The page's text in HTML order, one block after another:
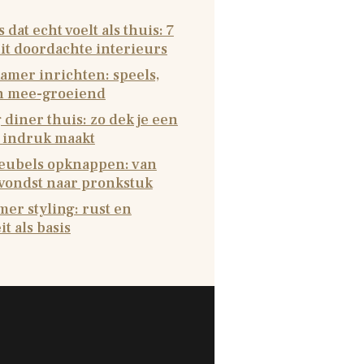
dat echt voelt als thuis: 7
doordachte interieurs
inrichten: speels,
mee-groeiend
diner thuis: zo dek je een
maakt
opknappen: van
naar pronkstuk
styling: rust en
als basis